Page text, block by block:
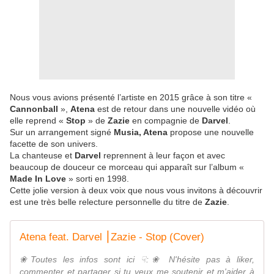
Nous vous avions présenté l’artiste en 2015 grâce à son titre «
Cannonball », Atena est de retour dans une nouvelle vidéo où
elle reprend « Stop » de Zazie en compagnie de Darvel
Sur un arrangement signé Musia, Atena propose une nouvelle
facette de son univers.
La chanteuse et Darvel reprennent à leur façon et avec
beaucoup de douceur ce morceau qui apparaît sur l’album «
Made In Love » sorti en 1998.
Cette jolie version à deux voix que nous vous invitons à découvrir
est une très belle relecture personnelle du titre de Zazie
Atena feat. Darvel ⎮Zazie - Stop (Cover)
❀Toutes les infos sont ici ☟:❀ N'hésite pas à liker,
commenter et partager si tu veux me soutenir et m'aider à